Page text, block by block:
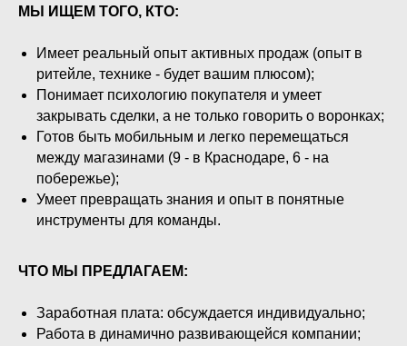
МЫ ИЩЕМ ТОГО, КТО:
Имеет реальный опыт активных продаж (опыт в
ритейле, технике - будет вашим плюсом);
Понимает психологию покупателя и умеет
закрывать сделки, а не только говорить о воронках;
Готов быть мобильным и легко перемещаться
между магазинами (9 - в Краснодаре, 6 - на
побережье);
Умеет превращать знания и опыт в понятные
инструменты для команды.
ЧТО МЫ ПРЕДЛАГАЕМ:
Заработная плата: обсуждается индивидуально;
Работа в динамично развивающейся компании;